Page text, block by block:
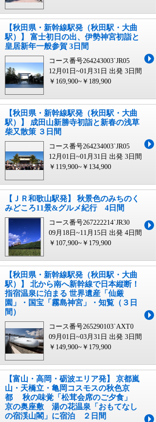
【秋田県・新幹線駅発（秋田駅・大曲
駅）】 富士初日の出、伊勢神宮初詣と
皇居新年一般参賀 3日間
コース番号264243003`JR05
12月01日~01月31日 出発 3日間
￥169,900~￥189,900
【秋田県・新幹線駅発（秋田駅・大曲
駅）】 成田山新勝寺初詣と新春の浅草
柴又散策 ３日間
コース番号264234003`JR05
12月01日~01月31日 出発 3日間
￥119,900~￥134,900
【ＪＲ和歌山駅発】 秋景色のみちのく
みどころ11景&グルメ紀行 4日間
コース番号267222214`JR30
09月18日~11月15日 出発 4日間
￥107,900~￥179,900
【秋田県・新幹線駅発（秋田駅・大曲
駅）】 北から南へ新幹線で日本縦断！
指宿温泉に泊まる 世界遺産「仙厳
園」・国宝「霧島神宮」・知覧（３日
間）
コース番号265290103`AXT0
09月01日~03月31日 出発 3日間
￥149,900~￥179,900
【富山・高岡・砺波エリア発】 京都嵐
山・天橋立・亀岡コスモスの秋色京
都 秋の味覚「松茸会席のご夕食」
京の奥座敷 湯の花温泉「おもてなし
の宿渓山閣」に宿泊 ２日間